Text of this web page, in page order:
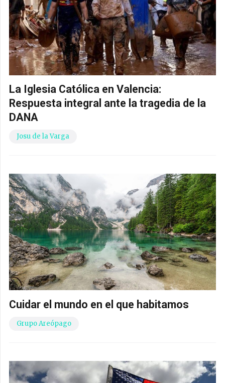
La Iglesia Católica en Valencia:
Respuesta integral ante la tragedia de la
DANA
Josu de la Varga
Cuidar el mundo en el que habitamos
Grupo Areópago